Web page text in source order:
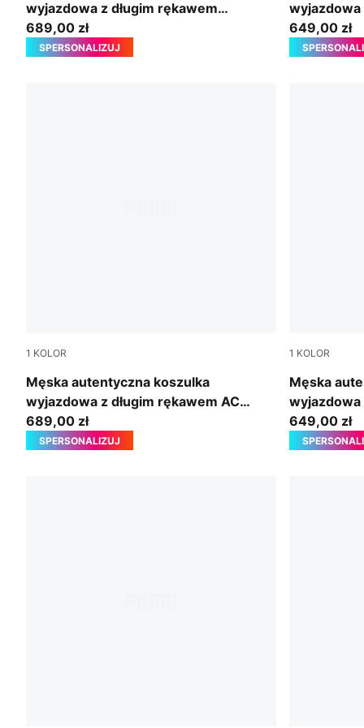
wyjazdowa z długim rękawem
Manchester City 26/27
689,00 zł
SPERSONALIZUJ
wyjazdowa
649,00 zł
1 KOLOR
Męska autentyczna koszulka
wyjazdowa z długim rękawem AC
Milan 26/27
PUMA White-Victory Gold
689,00 zł
SPERSONALIZUJ
1 KOLOR
Męska
wyjazdowa
26/27
New Navy-
649,00 zł